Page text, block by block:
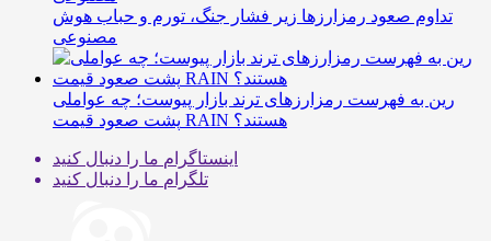
تداوم صعود رمزارزها زیر فشار جنگ، تورم و حباب هوش
مصنوعی
رین به فهرست رمزارزهای ترند بازار پیوست؛ چه عواملی
پشت صعود قیمت RAIN هستند؟
اینستاگرام ما را دنبال کنید
تلگرام ما را دنبال کنید